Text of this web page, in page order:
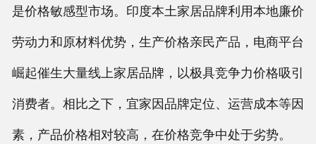
是价格敏感型市场。印度本土家居品牌利用本地廉价
劳动力和原材料优势，生产价格亲民产品，电商平台
崛起催生大量线上家居品牌，以极具竞争力价格吸引
消费者。相比之下，宜家因品牌定位、运营成本等因
素，产品价格相对较高，在价格竞争中处于劣势。